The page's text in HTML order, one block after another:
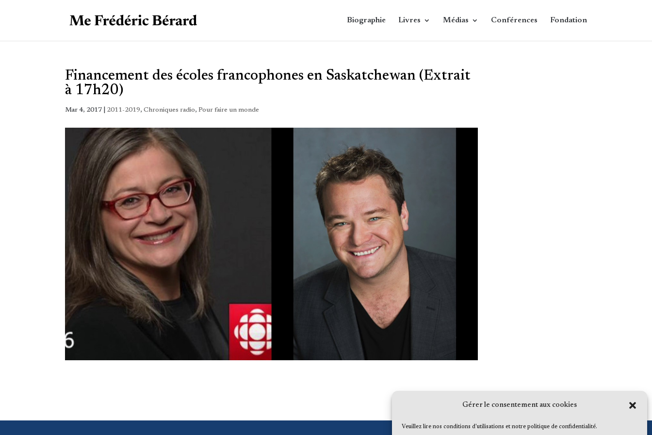
Gérer le consentement aux cookies
Veuillez lire nos conditions d'utilisations et notre politique de confidentialité.
Biographie Livres Médias Conférences Fondation
Financement des écoles francophones en Saskatchewan (Extrait
à 17h20)
Mar 4, 2017 2011-2019,Chroniques radio,Pour faire un monde